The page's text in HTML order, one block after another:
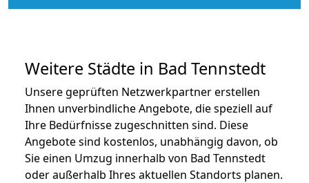
Weitere Städte in Bad Tennstedt
Unsere geprüften Netzwerkpartner erstellen
Ihnen unverbindliche Angebote, die speziell auf
Ihre Bedürfnisse zugeschnitten sind. Diese
Angebote sind kostenlos, unabhängig davon, ob
Sie einen Umzug innerhalb von Bad Tennstedt
oder außerhalb Ihres aktuellen Standorts planen.